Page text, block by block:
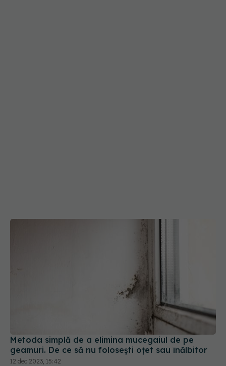
Metoda simplă de a elimina mucegaiul de pe
geamuri. De ce să nu folosești oțet sau înălbitor
12 dec 2023, 15:42